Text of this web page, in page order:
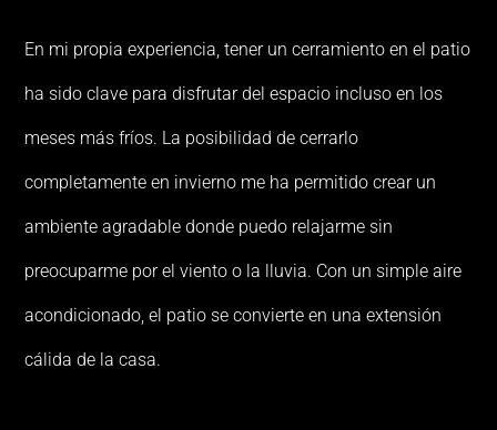
En mi propia experiencia, tener un cerramiento en el patio
ha sido clave para disfrutar del espacio incluso en los
meses más fríos. La posibilidad de cerrarlo
completamente en invierno me ha permitido crear un
ambiente agradable donde puedo relajarme sin
preocuparme por el viento o la lluvia. Con un simple aire
acondicionado, el patio se convierte en una extensión
cálida de la casa.